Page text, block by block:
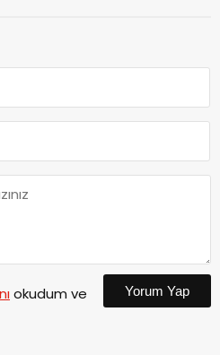
okudum ve
Yorum Yap